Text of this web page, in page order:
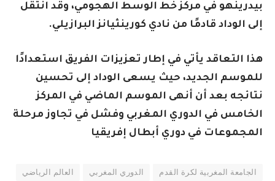
بيدرينهو في مركز خط الوسط الهجومي، وقد انتقل
إلى الوداد قادمًا من نادي كورينثيانز البرازيلي.
هذا التعاقد يأتي في إطار تعزيزات الفريق استعدادًا
للموسم الجديد، حيث يسعى الوداد إلى تحسين
نتائجه بعد أن أنهى الموسم الماضي في المركز
الخامس في الدوري المغربي وفشل في تجاوز مرحلة
المجموعات في دوري أبطال إفريقيا​
الجامعة المغربية لكرة القدم الدوري المغربي العالم الرياضي